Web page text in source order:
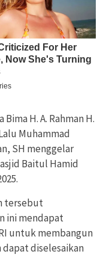
Bima H. A. Rahman H.
Muhammad
SH menggelar
Baitul Hamid
tersebut
ini mendapat
untuk membangun
dapat diselesaikan